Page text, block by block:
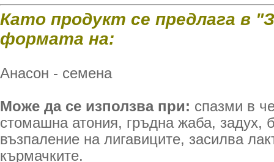
Като продукт се предлага в
формата на:
Анасон - семена
Може да се използва при: спазми в
стомашна атония, гръдна жаба, задух,
възпаление на лигавиците, засилва
кърмачките.